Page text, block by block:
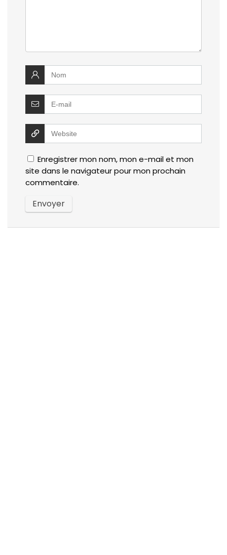
Enregistrer mon nom, mon e-mail et mon
site dans le navigateur pour mon prochain
commentaire.